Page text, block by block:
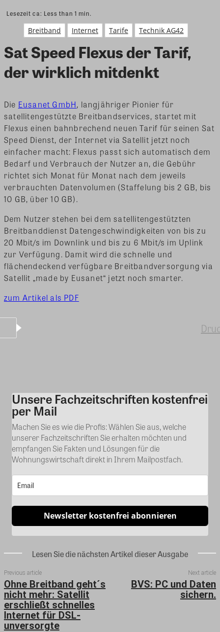
Lesezeit ca: Less than 1 min.
Breitband Internet Tarife Technik AG42
Sat Speed Flexus der Tarif,
der wirklich mitdenkt
Die Eusanet GmbH, langjähriger Pionier für
satellitengestützte Breitbandservices, startet mit
Flexus einen bahnbrechend neuen Tarif für seinen Sat
Speed Dienst, der Internet via Satellit jetzt noch
einfacher macht: Flexus passt sich automatisch dem
Bedarf und Verbrauch der Nutzer an, die Gebühr
richtet sich Monat für Monat nach dem jeweils
verbrauchten Datenvolumen (Staffelung bis 2 GB, bis
10 GB, über 10 GB).
Dem Nutzer stehen bei dem satellitengestützten
Breitbanddienst Datengeschwindigkeiten von bis zu
20 Mbit/s im Downlink und bis zu 6 Mbit/s im Uplink
zur Verfügung. Damit wird die schnelle und
flächendeckend verfügbare Breitbandversorgung via
Satellit „made by Eusanet“ jetzt noch smarter.
zum Artikel als PDF
Kommentar
Unsere Fachzeitschriften kostenfrei
per Mail
Machen Sie es wie die Profis: Wählen Sie aus, welche
unserer Fachzeitschriften Sie erhalten möchten und
empfangen Sie Fakten und Lösungen für die
Wohnungswirtschaft direkt in Ihrem Mailpostfach.
Newsletter kostenfrei abonnieren
Lesen Sie die nächsten Artikel dieser Ausgabe
Previous article
Ohne Breitband geht´s
nicht mehr: Satellit
erschließt schnelles
Internet für DSL-
unversorgte
Next article
BVS: PC und Daten
sichern.